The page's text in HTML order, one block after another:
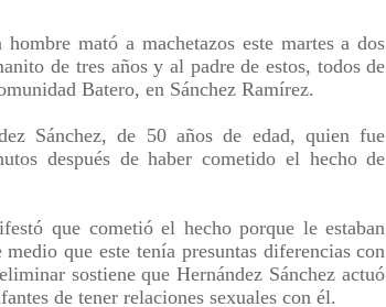
mató a machetazos este martes a dos
de tres años y al padre de estos, todos de
Batero, en Sánchez Ramírez.
Sánchez, de 50 años de edad, quien fue
después de haber cometido el hecho de
que cometió el hecho porque le estaban
que este tenía presuntas diferencias con
sostiene que Hernández Sánchez actuó
de tener relaciones sexuales con él.